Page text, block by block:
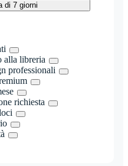
di 7 giorni
alla libreria
professionali
richiesta